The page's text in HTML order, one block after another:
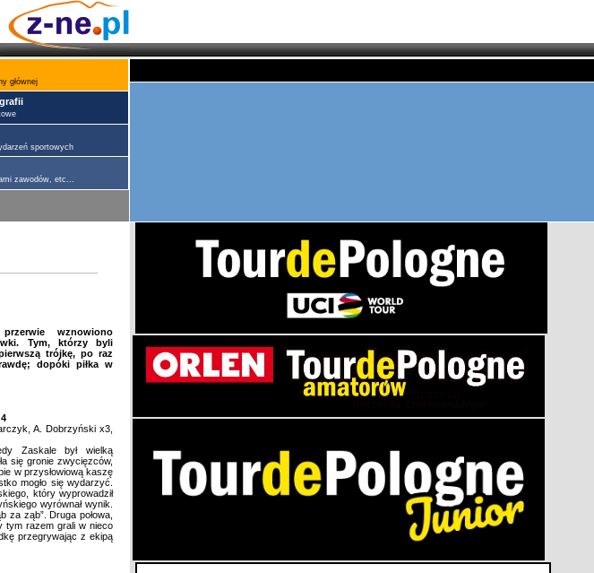
głównej
sportowych
zawodów, etc...
wznowiono
Tym, którzy byli
trójkę, po raz
dopóki piłka w
A. Dobrzyński x3,
Zaskale był wielką
się gronie zwycięzców,
w przysłowiową kaszę
mogło się wydarzyć.
który wyprowadził
wyrównał wynik.
za ząb”. Druga połowa,
tym razem grali w nieco
przegrywając z ekipą